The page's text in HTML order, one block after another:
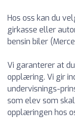
Hos oss kan du
girkasse eller
bensin biler
Vi garanterer at
opplæring. Vi gir
undervisnings-
som elev som
opplæringen hos